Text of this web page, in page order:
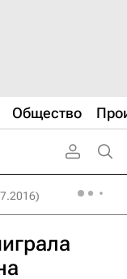
Общество